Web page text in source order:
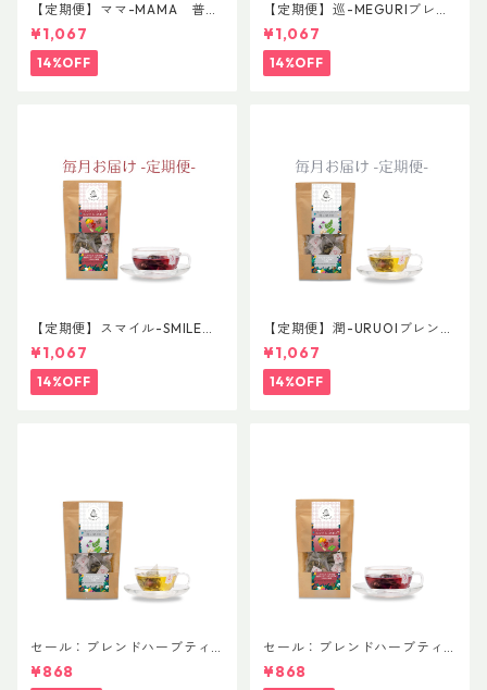
【定期便】ママ-MAMA 普通
サイズ
¥1,067
14%OFF
【定期便】巡-MEGURIブレン
ド 普通サイズ
¥1,067
14%OFF
【定期便】スマイル-SMILE
普通サイズ
¥1,067
14%OFF
【定期便】潤-URUOIブレン
ド 普通サイズ
¥1,067
14%OFF
セール：ブレンドハーブティ
ー 潤-URUOI 普通サイズ
¥868
セール：ブレンドハーブティ
ー スマイル-SMILE 普通サイ
ズ
¥868